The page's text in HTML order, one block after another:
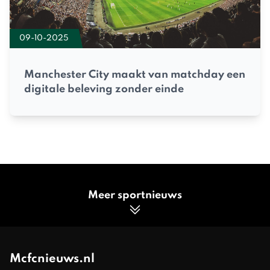
09-10-2025
Manchester City maakt van matchday een
digitale beleving zonder einde
Meer sportnieuws
Mcfcnieuws.nl